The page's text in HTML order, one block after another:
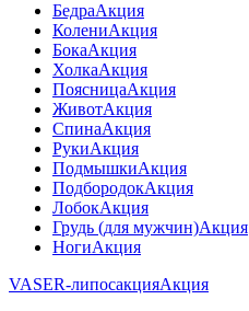
БедраАкция
КолениАкция
БокаАкция
ХолкаАкция
ПоясницаАкция
ЖивотАкция
СпинаАкция
РукиАкция
ПодмышкиАкция
ПодбородокАкция
ЛобокАкция
Грудь (для мужчин)Акция
НогиАкция
VASER-липосакцияАкция